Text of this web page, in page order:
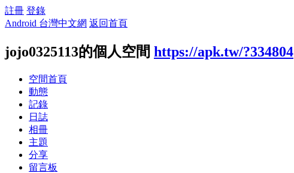
註冊 登錄
Android 台灣中文網 返回首頁
jojo0325113的個人空間 https://apk.tw/?334804
空間首頁
動態
記錄
日誌
相冊
主題
分享
留言板